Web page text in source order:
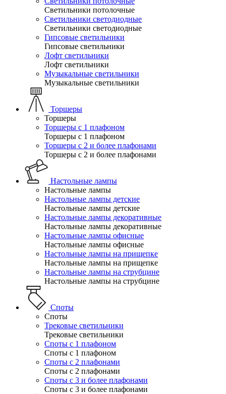
Светильники потолочные
Светильники светодиодные
Светильники светодиодные
Гипсовые светильники
Гипсовые светильники
Лофт светильники
Лофт светильники
Музыкальные светильники
Музыкальные светильники
Торшеры
Торшеры
Торшеры с 1 плафоном
Торшеры с 1 плафоном
Торшеры с 2 и более плафонами
Торшеры с 2 и более плафонами
Настольные лампы
Настольные лампы
Настольные лампы детские
Настольные лампы детские
Настольные лампы декоративные
Настольные лампы декоративные
Настольные лампы офисные
Настольные лампы офисные
Настольные лампы на прищепке
Настольные лампы на прищепке
Настольные лампы на струбцине
Настольные лампы на струбцине
Споты
Споты
Трековые светильники
Трековые светильники
Споты с 1 плафоном
Споты с 1 плафоном
Споты с 2 плафонами
Споты с 2 плафонами
Споты с 3 и более плафонами
Споты с 3 и более плафонами